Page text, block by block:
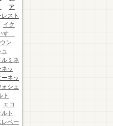
ア
スト
イク
すゞ
ン
ュ
ルミネ
ッ
ネッ
ォシュ
ト
エコ
ト
レベー